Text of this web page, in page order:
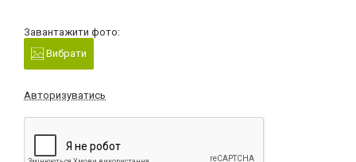
Завантажити фото:
Вибрати
Авторизуватись